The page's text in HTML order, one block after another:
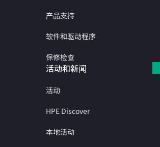
产品支持
软件和驱动程序
保修检查
活动和新闻
活动
HPE Discover
本地活动